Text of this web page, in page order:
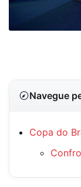
Navegue
Copa do